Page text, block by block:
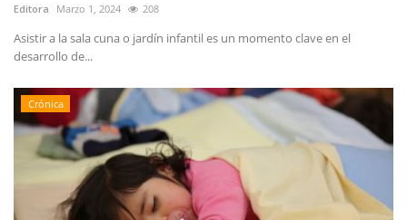
Editora Marzo 1, 2024 208
Asistir a la sala cuna o jardín infantil es un momento clave en el
desarrollo de...
Crónica